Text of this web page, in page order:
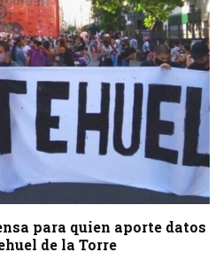
para quien aporte datos
de la Torre